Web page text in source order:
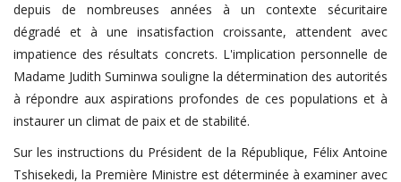
depuis de nombreuses années à un contexte sécuritaire
dégradé et à une insatisfaction croissante, attendent avec
impatience des résultats concrets. L'implication personnelle de
Madame Judith Suminwa souligne la détermination des autorités
à répondre aux aspirations profondes de ces populations et à
instaurer un climat de paix et de stabilité.
Sur les instructions du Président de la République, Félix Antoine
Tshisekedi, la Première Ministre est déterminée à examiner avec